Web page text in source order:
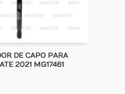
DE CAPO PARA
2021 MG17461